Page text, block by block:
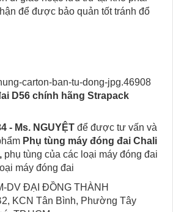
để được bảo quản tốt tránh đổ
D56 chính hãng Strapack
- Ms. NGUYỆT để được tư vấn và
Phụ tùng máy đóng đai Chali
phụ tùng của các loại máy đóng đai
máy đóng đai
DV ĐẠI ĐỒNG THÀNH
KCN Tân Bình, Phường Tây